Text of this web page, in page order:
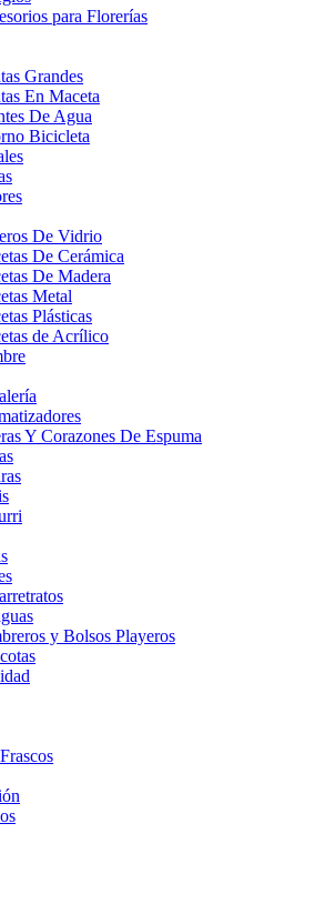
para Florerías
Grandes
En Maceta
De Agua
Bicicleta
De Vidrio
De Cerámica
De Madera
Metal
Plásticas
de Acrílico
Y Corazones De Espuma
y Bolsos Playeros